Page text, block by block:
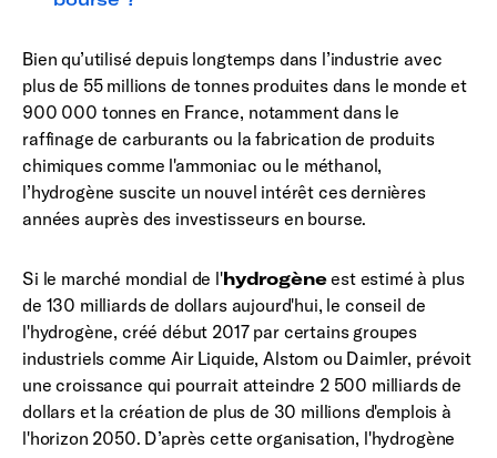
Bien qu’utilisé depuis longtemps dans l’industrie avec
plus de 55 millions de tonnes produites dans le monde et
900 000 tonnes en France, notamment dans le
raffinage de carburants ou la fabrication de produits
chimiques comme l'ammoniac ou le méthanol,
l’hydrogène suscite un nouvel intérêt ces dernières
années auprès des investisseurs en bourse.
Si le marché mondial de l'hydrogèneest estimé à plus
de 130 milliards de dollars aujourd'hui, le conseil de
l'hydrogène, créé début 2017 par certains groupes
industriels comme Air Liquide, Alstom ou Daimler, prévoit
une croissance qui pourrait atteindre 2 500 milliards de
dollars et la création de plus de 30 millions d'emplois à
l'horizon 2050. D’après cette organisation, l'hydrogène